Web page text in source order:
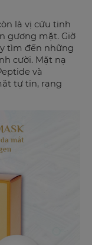
là vị cứu tinh
gương mặt. Giờ
tìm đến những
cười. Mặt nạ
và
tự tin, rạng